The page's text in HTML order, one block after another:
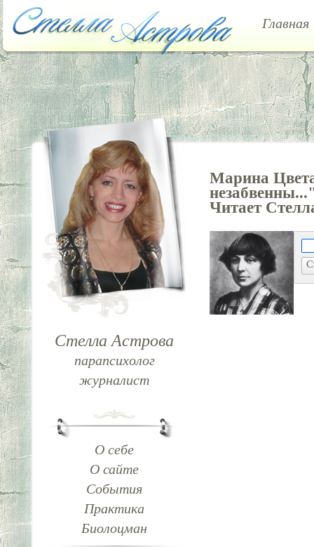
Главная
Стелла Астрова
парапсихолог
журналист
О себе
О сайте
События
Практика
Биолоцман
Марина
Читает